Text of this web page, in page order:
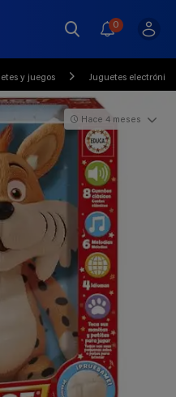
0
y juegos Juguetes
Hace 4 meses